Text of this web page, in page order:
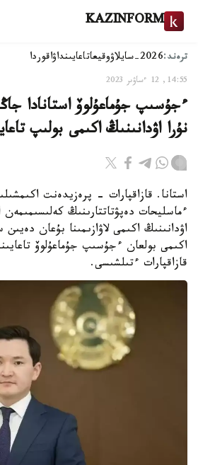
KAZINFORM
ترەند:2026-سايلاۋ وقيعاتاعايىنداۋاقوردا
14:55, 12 ءساۋىر 2023
ءجۇسىپ جۇماعۇلوۆ استانادا
نۇرا اۋدانىنىڭ اكىمى بولىپ
استانا. قازاقپارات - پرەزيدەنت
ءماسليحات دەپۋتاتتارىنىڭ كەلىسىمىمەن
اۋدانىنىڭ اكىمى لاۋازىمىنا بۇعان دەيىن
اكىمى بولعان ءجۇسىپ جۇماعۇلوۆ
قازاقپارات ءتىلشىسى.